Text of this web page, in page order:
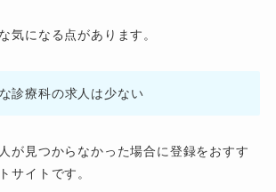
気になる点があります。
診療科の求人は少ない
が見つからなかった場合に登録をおすす
サイトです。